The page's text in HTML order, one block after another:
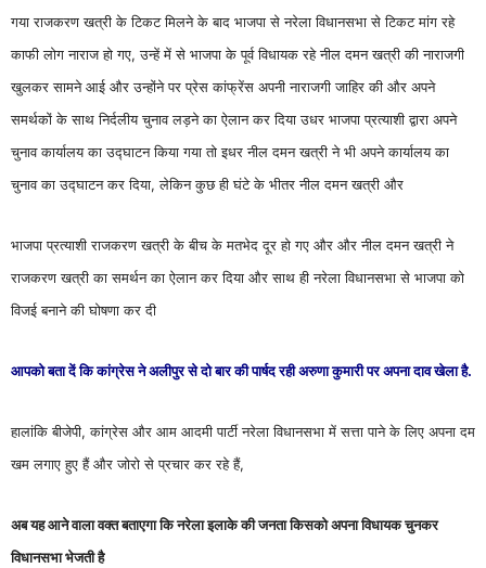
गया राजकरण खत्री के टिकट मिलने के बाद भाजपा से नरेला विधानसभा से टिकट मांग रहे
काफी लोग नाराज हो गए, उन्हें में से भाजपा के पूर्व विधायक रहे नील दमन खत्री की नाराजगी
खुलकर सामने आई और उन्होंने पर प्रेस कांफ्रेंस अपनी नाराजगी जाहिर की और अपने
समर्थकों के साथ निर्दलीय चुनाव लड़ने का ऐलान कर दिया उधर भाजपा प्रत्याशी द्वारा अपने
चुनाव कार्यालय का उद्घाटन किया गया तो इधर नील दमन खत्री ने भी अपने कार्यालय का
चुनाव का उद्घाटन कर दिया, लेकिन कुछ ही घंटे के भीतर नील दमन खत्री और
भाजपा प्रत्याशी राजकरण खत्री के बीच के मतभेद दूर हो गए और और नील दमन खत्री ने
राजकरण खत्री का समर्थन का ऐलान कर दिया और साथ ही नरेला विधानसभा से भाजपा को
विजई बनाने की घोषणा कर दी
आपको बता दें कि कांग्रेस ने अलीपुर से दो बार की पार्षद रही अरुणा कुमारी पर अपना दाव खेला है.
हालांकि बीजेपी, कांग्रेस और आम आदमी पार्टी नरेला विधानसभा में सत्ता पाने के लिए अपना दम
खम लगाए हुए हैं और जोरो से प्रचार कर रहे हैं,
अब यह आने वाला वक्त बताएगा कि नरेला इलाके की जनता किसको अपना विधायक चुनकर
विधानसभा भेजती है